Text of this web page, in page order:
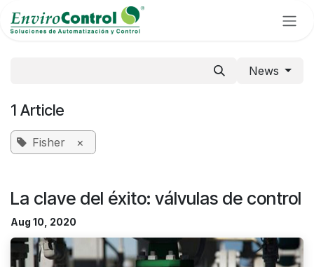
Skip to Content
News
1 Article
Fisher ×
La clave del éxito: válvulas de control
Aug 10, 2020